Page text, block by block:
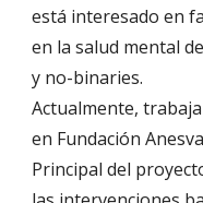
está interesado en
en la salud mental
y no-binaries.
Actualmente,
en Fundación
Principal del